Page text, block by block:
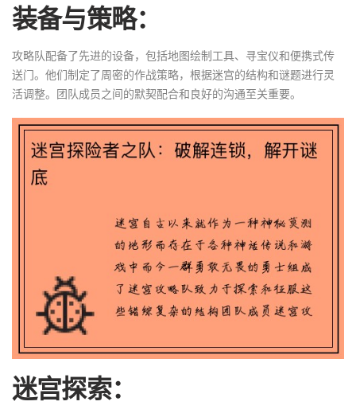
装备与策略：
攻略队配备了先进的设备，包括地图绘制工具、寻宝仪和便携式传
送门。他们制定了周密的作战策略，根据迷宫的结构和谜题进行灵
活调整。团队成员之间的默契配合和良好的沟通至关重要。
迷宫探索：